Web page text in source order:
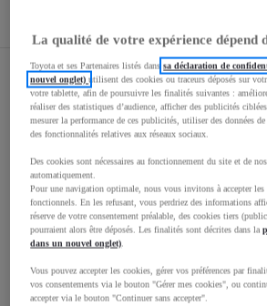
Dimensions & Carrosserie
Portes
Places
La qualité de votre expérience dépend
Toyota et ses Partenaires listés danssa déclaration de
nouvel onglet)utilisent des cookies ou traceurs déposés sur
votre tablette, afin de poursuivre les finalités suivantes :
réaliser des statistiques d’audience, afficher des publicités
mesurer la performance de ces publicités, utiliser des données
des fonctionnalités relatives aux réseaux sociaux.
Des cookies sont nécessaires au fonctionnement du site et de
automatiquement.
Pour une navigation optimale, nous vous invitons à accepter les
fonctionnels. En les refusant, vous perdriez des informations
réserve de votre consentement préalable, des cookies tiers
pourraient alors être déposés. Les finalités sont décrites dans la
dans un nouvel onglet).
Vous pouvez accepter les cookies, gérer vos préférences par
vos consentements via le bouton "Gérer mes cookies", ou
accepter via le bouton "Continuer sans accepter".